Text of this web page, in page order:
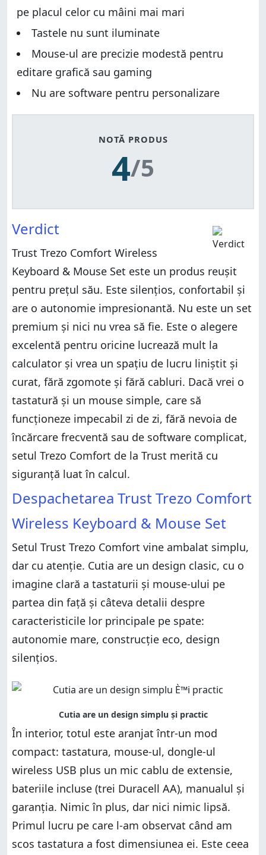
pe placul celor cu mâini mai mari
Tastele nu sunt iluminate
Mouse-ul are precizie modestă pentru
editare grafică sau gaming
Nu are software pentru personalizare
NOTĂ PRODUS
4/5
Verdict
Trust Trezo Comfort Wireless
Keyboard & Mouse Set este un produs reușit
pentru prețul său. Este silențios, confortabil și
are o autonomie impresionantă. Nu este un set
premium și nici nu vrea să fie. Este o alegere
excelentă pentru oricine lucrează mult la
calculator și vrea un spațiu de lucru liniștit și
curat, fără zgomote și fără cabluri. Dacă vrei o
tastatură și un mouse simple, care să
funcționeze impecabil zi de zi, fără nevoia de
încărcare frecventă sau de software complicat,
setul Trezo Comfort de la Trust merită cu
siguranță luat în calcul.
Despachetarea Trust Trezo Comfort
Wireless Keyboard & Mouse Set
Setul Trust Trezo Comfort vine ambalat simplu,
dar cu atenție. Cutia are un design clasic, cu o
imagine clară a tastaturii și mouse-ului pe
partea din față și câteva detalii despre
caracteristicile lor principale pe spate:
autonomie mare, construcție eco, design
silențios.
În interior, totul este aranjat într-un mod
compact: tastatura, mouse-ul, dongle-ul
wireless USB plus un mic cablu de extensie,
bateriile incluse (trei Duracell AA), manualul și
garanția. Nimic în plus, dar nici nimic lipsă.
Primul lucru pe care l-am observat când am
scos tastatura a fost dimensiunea ei. Este ceea